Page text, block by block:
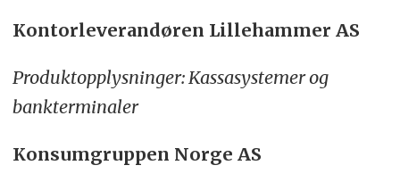
Kontorleverandøren Lillehammer AS
Produktopplysninger: Kassasystemer og
bankterminaler
Konsumgruppen Norge AS